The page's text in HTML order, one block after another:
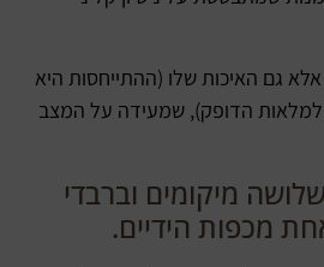
גם האיכות שלו (ההתייחסות היא
הדופק), שמעידה על המצב
מיקומים וברבדי
מכפות הידיים.